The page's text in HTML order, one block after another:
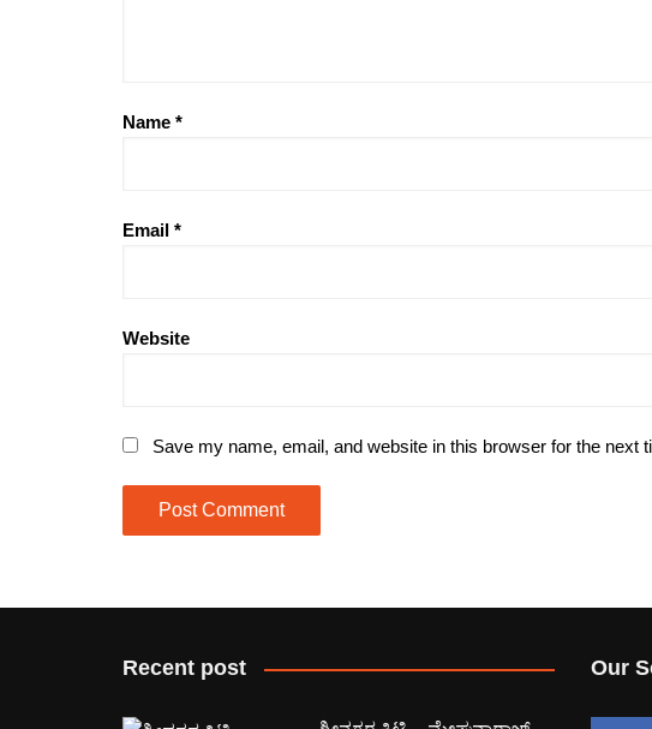
Name *
Email *
Website
Save my name, email, and website in this browser for the next
Recent post Our